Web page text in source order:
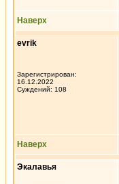
Наверх
evrik
Зарегистрирован:
16.12.2022
Суждений: 108
Наверх
Экалавья